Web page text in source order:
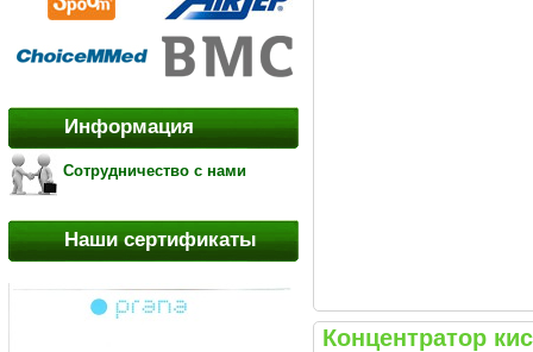
Информация
Сотрудничество с нами
Наши сертификаты
Концентратор